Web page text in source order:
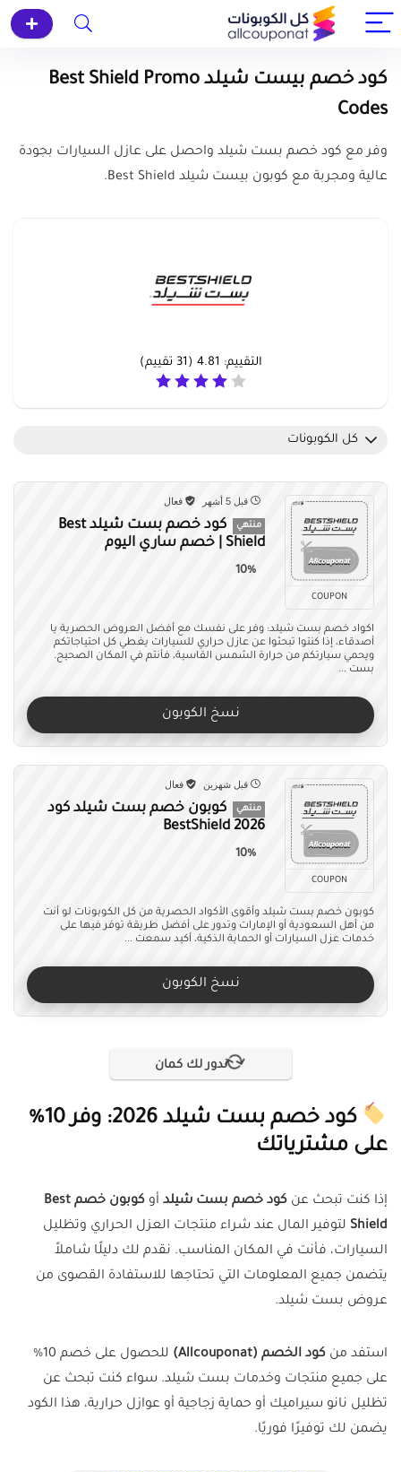
كود خصم بيست شيلد Best Shield Promo
Codes
وفر مع كود خصم بست شيلد واحصل على عازل السيارات بجودة
عالية ومجربة مع كوبون بيست شيلد Best Shield.
التقييم: 4.81
(
31 تقييم)
كل الكوبونات
COUPON
قبل 5 أشهر فعال
منتهي
كود خصم بست شيلد Best
Shield | خصم ساري اليوم
10%
اكواد خصم بست شيلد: وفر على نفسك مع أفضل العروض الحصرية يا
أصدقاء، إذا كنتوا تبحثوا عن عازل حراري للسيارات يغطي كل احتياجاتكم
ويحمي سيارتكم من حرارة الشمس القاسية، فأنتم في المكان الصحيح.
بست ...
نسخ الكوبون
COUPON
قبل شهرين فعال
منتهي
كوبون خصم بست شيلد كود
BestShield 2026
10%
كوبون خصم بست شيلد وأقوى الأكواد الحصرية من كل الكوبونات لو أنت
من أهل السعودية أو الإمارات وتدور على أفضل طريقة توفر فيها على
خدمات عزل السيارات أو الحماية الذكية، أكيد سمعت ...
نسخ الكوبون
ندور لك كمان
كود خصم بست شيلد 2026: وفر 10%
على مشترياتك
إذا كنت تبحث عن كود خصم بست شيلد أو
كوبون خصم Best
Shield لتوفير المال عند شراء منتجات العزل الحراري وتظليل
السيارات، فأنت في المكان المناسب. نقدم لك دليلًا شاملاً
يتضمن جميع المعلومات التي تحتاجها للاستفادة القصوى من
عروض بست شيلد.
استفد من كود الخصم (Allcouponat)
للحصول على خصم 10%
على جميع منتجات وخدمات بست شيلد. سواء كنت تبحث عن
تظليل نانو سيراميك أو حماية زجاجية أو عوازل حرارية، هذا الكود
يضمن لك توفيرًا فوريًا.